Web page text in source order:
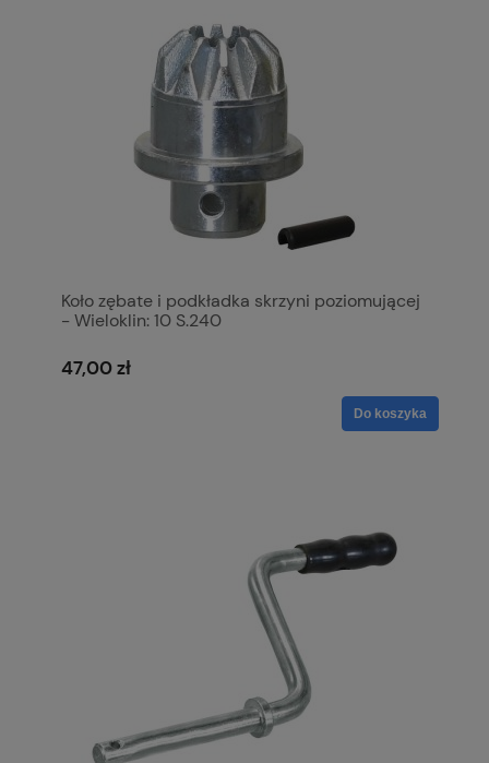
Koło zębate i podkładka skrzyni poziomującej
- Wieloklin: 10 S.240
47,00 zł
Do koszyka